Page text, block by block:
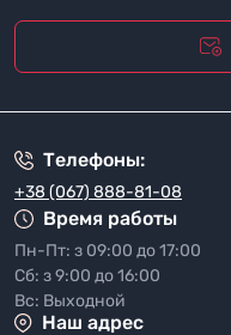
Телефоны:
+38 (067) 888-81-08
Время работы
Пн-Пт: з 09:00 до 17:00
Сб: з 9:00 до 16:00
Вс: Выходной
Наш адрес